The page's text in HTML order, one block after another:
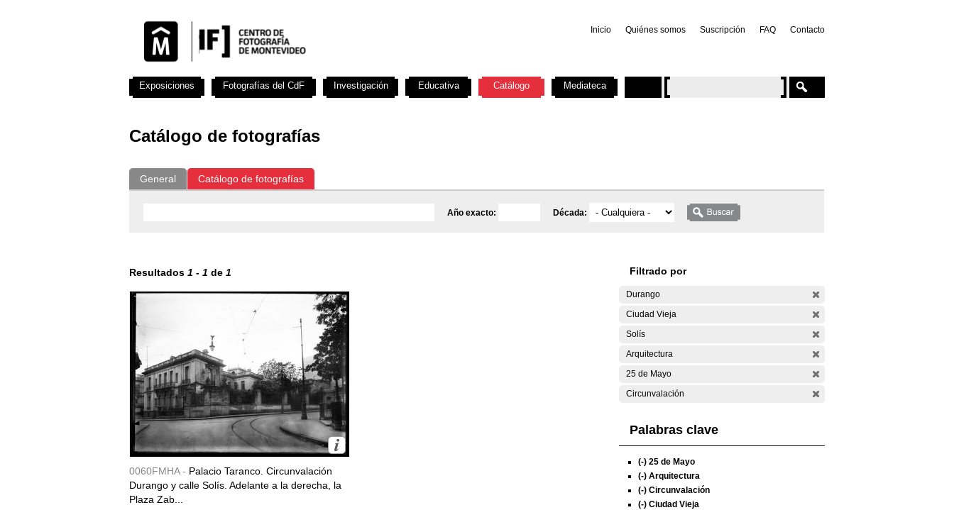
Inicio Quiénes somos Suscripción FAQ Contacto
Catálogo de fotografías
General Catálogo de fotografías
Año exacto: Década:
Resultados 1 - 1 de 1
0060FMHA - Palacio Taranco. Circunvalación
Durango y calle Solís. Adelante a la derecha, la
Plaza Zab...
Filtrado por
Durango
Ciudad Vieja
Solís
Arquitectura
25 de Mayo
Circunvalación
Palabras clave
(-) 25 de Mayo
(-) Arquitectura
(-) Circunvalación
(-) Ciudad Vieja
Exposiciones Fotografías del CdF Investigación Educativa Catálogo Mediateca